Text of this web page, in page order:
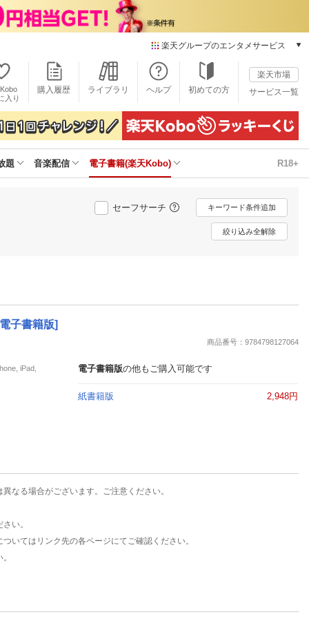
楽天グループのエンタメサービス
本/ゲーム/CD/DVD
楽天ブックス
電子書籍
楽天Kobo
雑誌読み放題
楽天ミュージック
動画配信
楽天TV
動画配信ガイド
推し楽
入り
購入履歴 ライブラリ ヘルプ 初めての方
楽天市場
サービス一覧
題 音楽配信 電子書籍(楽天Kobo) R18+
セーフサーチ キーワード条件追加
絞り込み全解除
子書籍版]
商品番号：9784798127064
iPad,
電子書籍版の他もご購入可能です
紙書籍版 2,948円
なる場合がございます。ご注意ください。
い。
いてはリンク先の各ページにてご確認ください。